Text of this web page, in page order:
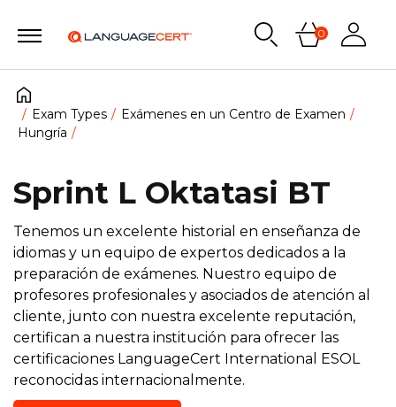
0
Exam Types
Exámenes en un Centro de Examen
Hungría
Sprint L Oktatasi BT
Tenemos un excelente historial en enseñanza de
idiomas y un equipo de expertos dedicados a la
preparación de exámenes. Nuestro equipo de
profesores profesionales y asociados de atención al
cliente, junto con nuestra excelente reputación,
certifican a nuestra institución para ofrecer las
certificaciones LanguageCert International ESOL
reconocidas internacionalmente.